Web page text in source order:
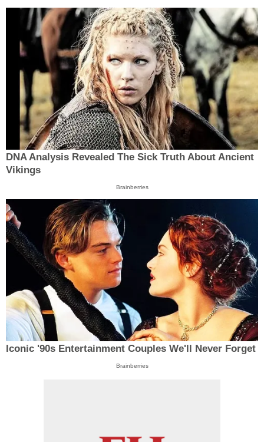
DNA Analysis Revealed The Sick Truth About Ancient
Vikings
Brainberries
Iconic '90s Entertainment Couples We'll Never Forget
Brainberries